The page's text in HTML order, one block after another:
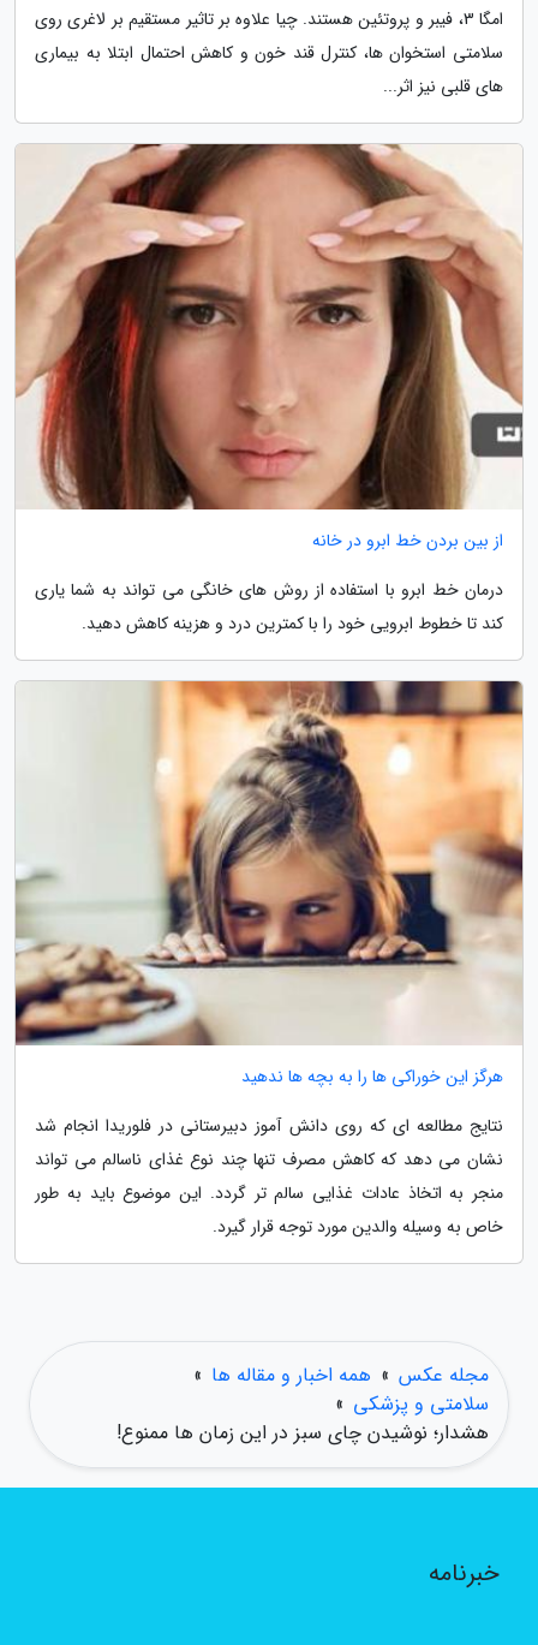
امگا 3، فیبر و پروتئین هستند. چیا علاوه بر تاثیر مستقیم بر لاغری روی
سلامتی استخوان ها، کنترل قند خون و کاهش احتمال ابتلا به بیماری
های قلبی نیز اثر...
از بین بردن خط ابرو در خانه
درمان خط ابرو با استفاده از روش های خانگی می تواند به شما یاری
کند تا خطوط ابرویی خود را با کمترین درد و هزینه کاهش دهید.
هرگز این خوراکی ها را به بچه ها ندهید
نتایج مطالعه ای که روی دانش آموز دبیرستانی در فلوریدا انجام شد
نشان می دهد که کاهش مصرف تنها چند نوع غذای ناسالم می تواند
منجر به اتخاذ عادات غذایی سالم تر گردد. این موضوع باید به طور
خاص به وسیله والدین مورد توجه قرار گیرد.
مجله عکس » همه اخبار و مقاله ها »
سلامتی و پزشکی »
هشدار؛ نوشیدن چای سبز در این زمان ها ممنوع!
خبرنامه